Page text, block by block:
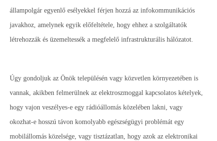
állampolgár egyenlő esélyekkel férjen hozzá az infokommunikációs
javakhoz, amelynek egyik előfeltétele, hogy ehhez a szolgáltatók
létrehozzák és üzemeltessék a megfelelő infrastrukturális hálózatot.
Úgy gondoljuk az Önök településén vagy közvetlen környezetében is
vannak, akikben felmerülnek az elektroszmoggal kapcsolatos kételyek,
hogy vajon veszélyes-e egy rádióállomás közelében lakni, vagy
okozhat-e hosszú távon komolyabb egészségügyi problémát egy
mobilállomás közelsége, vagy tisztázatlan, hogy azok az elektronikai